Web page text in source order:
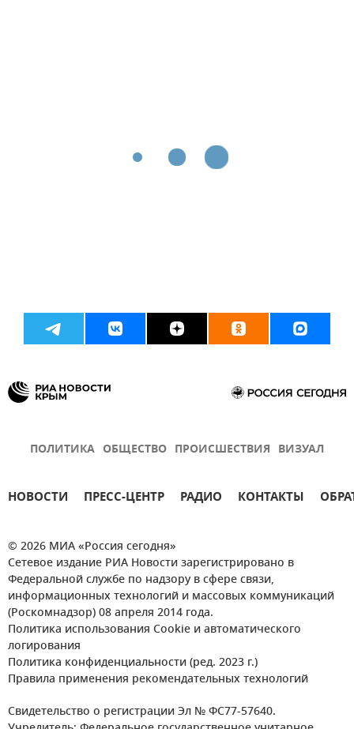
ПОЛИТИКА ОБЩЕСТВО ПРОИСШЕСТВИЯ ВИЗУАЛ
НОВОСТИ ПРЕСС-ЦЕНТР РАДИО КОНТАКТЫ
© 2026 МИА «Россия сегодня»
Сетевое издание РИА Новости зарегистрировано в
Федеральной службе по надзору в сфере связи,
информационных технологий и массовых коммуникаций
(Роскомнадзор) 08 апреля 2014 года.
Политика использования Cookie и автоматического
логирования
Политика конфиденциальности (ред. 2023 г.)
Правила применения рекомендательных технологий
Свидетельство о регистрации Эл № ФС77-57640.